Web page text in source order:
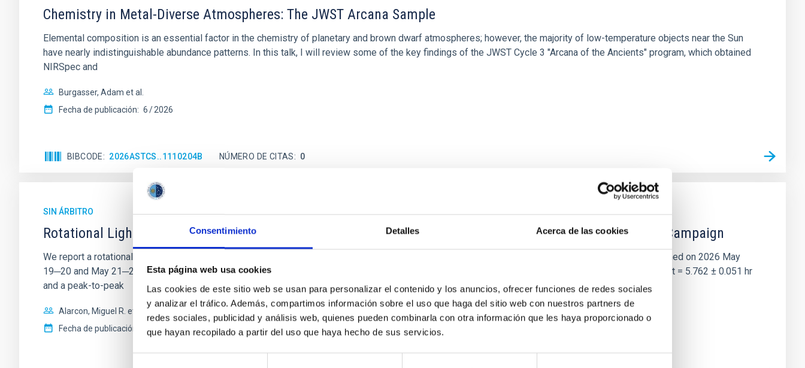
Consentimiento Detalles Acerca de las cookies
Esta página web usa cookies
Las cookies de este sitio web se usan para personalizar el contenido y los anuncios, ofrecer funciones de redes sociales
y analizar el tráfico. Además, compartimos información sobre el uso que haga del sitio web con nuestros partners de
redes sociales, publicidad y análisis web, quienes pueden combinarla con otra información que les haya proporcionado o
que hayan recopilado a partir del uso que haya hecho de sus servicios.
Chemistry in Metal-Diverse Atmospheres: The JWST Arcana Sample
Elemental composition is an essential factor in the chemistry of planetary and brown dwarf atmospheres; however, the majority of low-temperature objects near the Sun
have nearly indistinguishable abundance patterns. In this talk, I will review some of the key findings of the JWST Cycle 3 "Arcana of the Ancients" program, which obtained
NIRSpec and
Burgasser, Adam et al.
Fecha de publicación: 6 2026
BIBCODE 2026ASTCS..1110204B NÚMERO DE CITAS 0
SIN ÁRBITRO
Rotational Light Curve and Photometric Baseline of (15094) Polymele in Support of the Lucy Mutual Event Campaign
We report a rotational light curve and Fourier baseline model for the Jupiter Trojan (15094) Polymele, a primary target of the NASA Lucy mission, obtained on 2026 May
19─20 and May 21─22 UT with the Two-meter Twin Telescope (TTT). Phase-Dispersion Minimization over the combined two-night dataset yields P rot = 5.762 ± 0.051 hr
and a peak-to-peak
Alarcon, Miguel R. et al.
Fecha de publicación:
2026